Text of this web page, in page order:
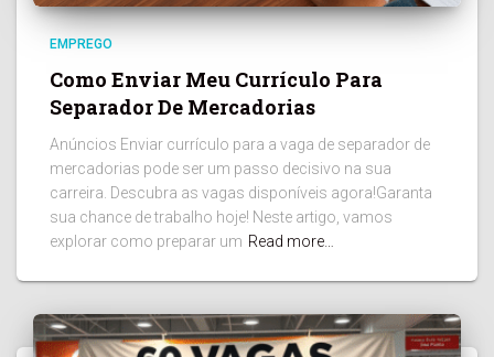
EMPREGO
Como Enviar Meu Currículo Para
Separador De Mercadorias
Anúncios Enviar currículo para a vaga de separador de
mercadorias pode ser um passo decisivo na sua
carreira. Descubra as vagas disponíveis agora!Garanta
sua chance de trabalho hoje! Neste artigo, vamos
explorar como preparar um Read more…